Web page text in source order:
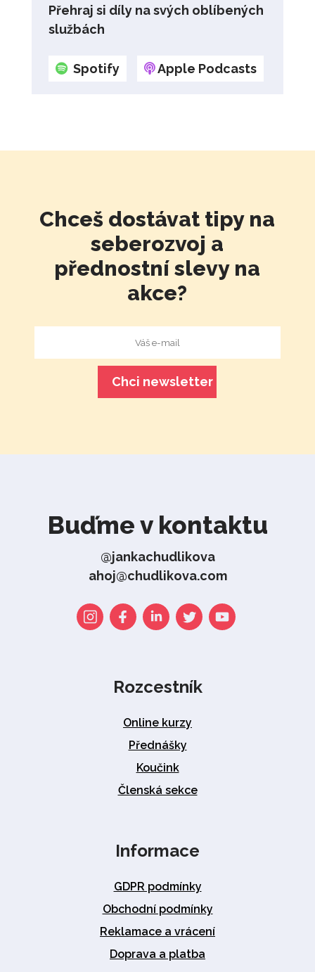
Přehraj si díly na svých oblíbených
službách
Spotify Apple Podcasts
Chceš dostávat tipy na
seberozvoj a
přednostní slevy na
akce?
Buďme v kontaktu
@jankachudlikova
ahoj@chudlikova.com
Rozcestník
Online kurzy
Přednášky
Koučink
Členská sekce
Informace
GDPR podmínky
Obchodní podmínky
Reklamace a vrácení
Doprava a platba